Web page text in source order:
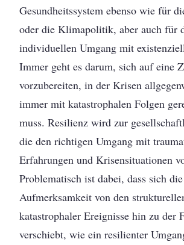
Gesundheitssystem ebenso wie für
oder die Klimapolitik, aber auch für
individuellen Umgang mit
Immer geht es darum, sich auf eine
vorzubereiten, in der Krisen
immer mit katastrophalen Folgen
muss. Resilienz wird zur
die den richtigen Umgang mit
Erfahrungen und Krisensituationen
Problematisch ist dabei, dass sich die
Aufmerksamkeit von den
katastrophaler Ereignisse hin zu der
verschiebt, wie ein resilienter